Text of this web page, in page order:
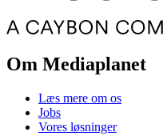
Om Mediaplanet
Læs mere om os
Jobs
Vores løsninger